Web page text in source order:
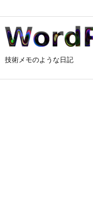
技術メモのような日記